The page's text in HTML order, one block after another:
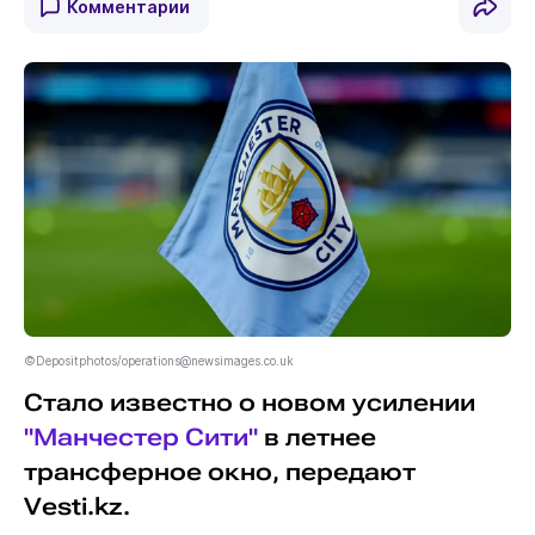
Комментарии
©Depositphotos/operations@newsimages.co.uk
Стало известно о новом усилении
"Манчестер Сити"в летнее
трансферное окно, передают
Vesti.kz.